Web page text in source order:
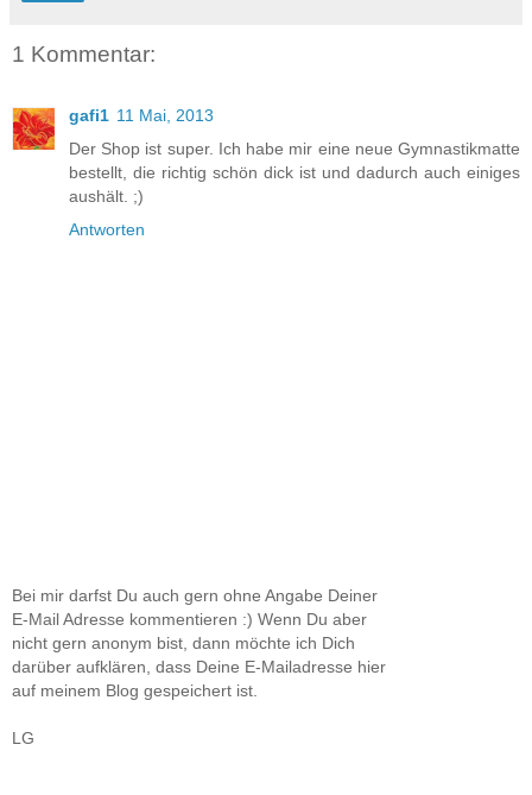
1 Kommentar:
gafi1 11 Mai, 2013
Der Shop ist super. Ich habe mir eine neue Gymnastikmatte
bestellt, die richtig schön dick ist und dadurch auch einiges
aushält. ;)
Antworten
Bei mir darfst Du auch gern ohne Angabe Deiner
E-Mail Adresse kommentieren :) Wenn Du aber
nicht gern anonym bist, dann möchte ich Dich
darüber aufklären, dass Deine E-Mailadresse hier
auf meinem Blog gespeichert ist.
LG